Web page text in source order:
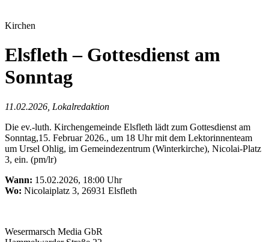
Kirchen
Elsfleth – Gottesdienst am
Sonntag
11.02.2026, Lokalredaktion
Die ev.-luth. Kirchengemeinde Elsfleth lädt zum Gottesdienst am
Sonntag,15. Februar 2026., um 18 Uhr mit dem Lektorinnenteam
um Ursel Ohlig, im Gemeindezentrum (Winterkirche), Nicolai-Platz
3, ein. (pm/lr)
Wann: 15.02.2026, 18:00 Uhr
Wo: Nicolaiplatz 3, 26931 Elsfleth
Wesermarsch Media GbR